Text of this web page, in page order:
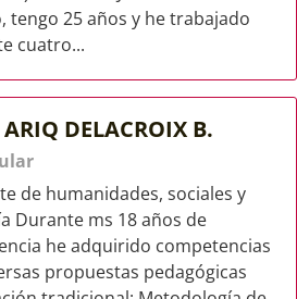
tengo 25 años y he trabajado
cuatro...
ARIQ DELACROIX B.
de humanidades, sociales y
Durante ms 18 años de
he adquirido competencias
propuestas pedagógicas